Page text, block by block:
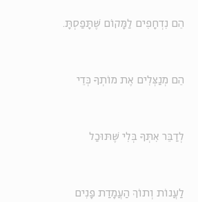
הֵם נִדְחָפִים לַמָּקוֹם שֶׁתָּפַסְתָּ.
הֵם מְנַצְּלִים אֶת מוֹתְךָ כְּדֵי
לְדַבֵּר אִתְּךָ בְּלִי שֶׁתּוּכַל
לַעֲנוֹת וְתוֹךְ הַעֲמָדַת פָּנִים